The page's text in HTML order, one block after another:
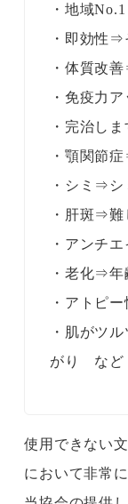
・地域
・即効性⇒
・体質改
・免疫力
・完治し
・顎関節
・シミ⇒シ
・肝斑⇒難
・アンチ
・老化⇒年
・アトピ
・肌がツ
がり など
使用できない
において非常